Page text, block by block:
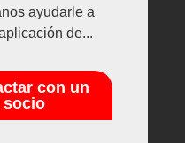
ayudarle a
de...
con un
socio